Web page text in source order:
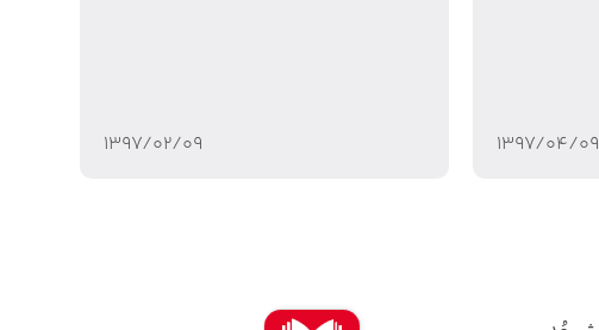
۱۳۹۷/۰۴/۰۹ ۱۳۹۷/۰۲/۰۹